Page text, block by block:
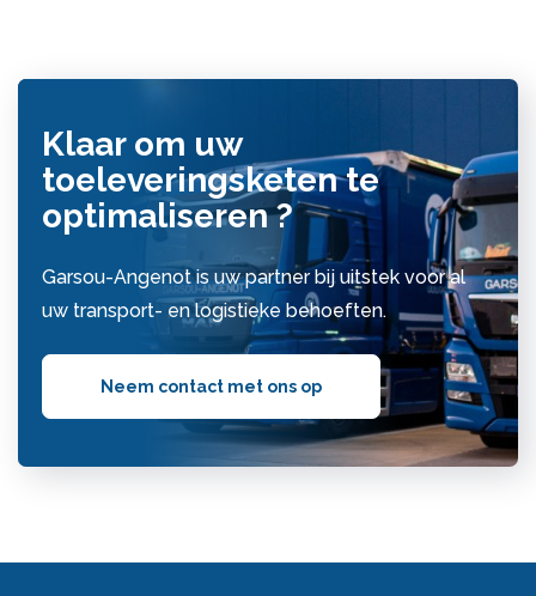
Klaar om uw
toeleveringsketen te
optimaliseren ?
Garsou-Angenot is uw partner bij uitstek voor al
uw transport- en logistieke behoeften.
Neem contact met ons op